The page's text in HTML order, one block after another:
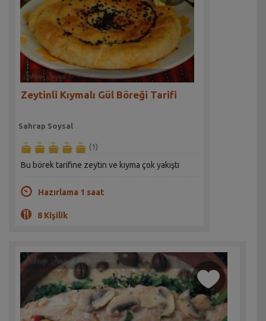
Zeytinli Kıymalı Gül Böreği Tarifi
Sahrap Soysal
(1)
Bu börek tarifine zeytin ve kıyma çok yakıştı
Hazırlama 1 saat
8 Kişilik